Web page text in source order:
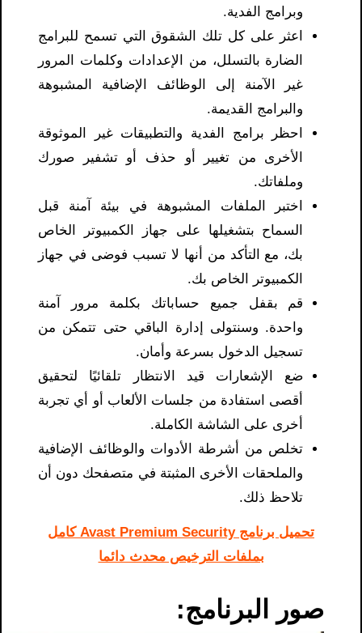
وبرامج الفدية.
اعثر على كل تلك الشقوق التي تسمح للبرامج
الضارة بالتسلل، من الإعدادات وكلمات المرور
غير الآمنة إلى الوظائف الإضافية المشبوهة
والبرامج القديمة.
احظر برامج الفدية والتطبيقات غير الموثوقة
الأخرى من تغيير أو حذف أو تشفير صورك
وملفاتك.
اختبر الملفات المشبوهة في بيئة آمنة قبل
السماح بتشغيلها على جهاز الكمبيوتر الخاص
بك، مع التأكد من أنها لا تسبب فوضى في جهاز
الكمبيوتر الخاص بك.
قم بقفل جميع حساباتك بكلمة مرور آمنة
واحدة. وسنتولى إدارة الباقي حتى تتمكن من
تسجيل الدخول بسرعة وأمان.
ضع الإشعارات قيد الانتظار تلقائيًا لتحقيق
أقصى استفادة من جلسات الألعاب أو أي تجربة
أخرى على الشاشة الكاملة.
تخلص من أشرطة الأدوات والوظائف الإضافية
والملحقات الأخرى المثبتة في متصفحك دون أن
تلاحظ ذلك.
تحميل برنامج Avast Premium Security كامل
بملفات الترخيص محدث دائما
صور البرنامج: